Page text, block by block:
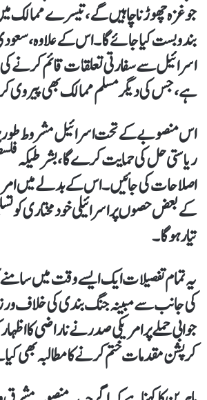
جو غزہ چھوڑنا چاہیں گے، تیسرے ممالک
بندوبست کیا جائے گا۔ اس کے علاوہ،
اسرائیل سے سفارتی تعلقات قائم کرنے کی
ہے، جس کی دیگر مسلم ممالک بھی پیروی
اس منصوبے کے تحت اسرائیل مشروط طور
ریاستی حل کی حمایت کرے گا، بشرطیکہ
اصلاحات کی جائیں۔ اس کے بدلے میں
کے بعض حصوں پر اسرائیلی خودمختاری کو
تیار ہوگا۔
یہ تمام تفصیلات ایک ایسے وقت میں
کی جانب سے مبینہ جنگ بندی کی خلاف
جوابی حملے پر امریکی صدر نے ناراضی کا اظہار
کرپشن مقدمات ختم کرنے کا مطالبہ بھی